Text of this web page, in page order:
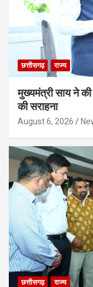
छत्तीसगढ़ राज्य
मुख्यमंत्री साय ने
की सराहना
August 6, 2026
छत्तीसगढ़ राज्य